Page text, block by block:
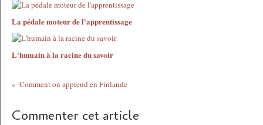
La pédale moteur de l'apprentissage
L'humain à la racine du savoir
Comment on apprend en Finlande
Commenter cet article